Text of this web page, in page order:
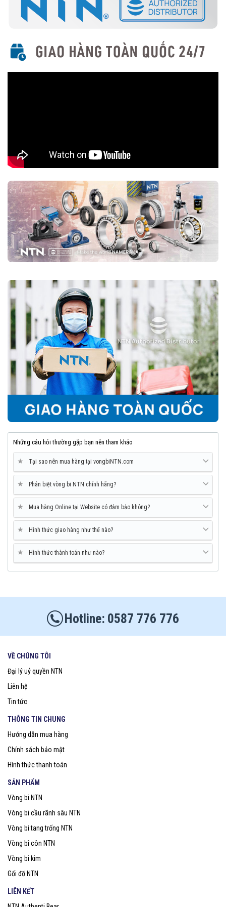
Dùng loại lồng phù hợp với điều kiện làm việc (thép, đồng,
polyamide).
Ứng dụng của vòng bi tang trống NTN
Máy móc ngành công nghiệp nặng (xi măng, khai khoáng,
chọn mua đúng vòng bi NTN chính hãng Bạn nên lựa chọn
quyền NTN
tại Việt Nam
. Liên hệ ngay với chúng tôi nếu Bạn cần tư vấn loại
vòng bi NTN phù hợp với ứng dụng của mình.
Những câu hỏi thường gặp bạn nên tham khảo
★ Tại sao nên mua hàng tại vongbiNTN.com
★ Phân biệt vòng bi NTN chính hãng?
★ Mua hàng Online tại Website có đảm bảo không?
★ Hình thức giao hàng như thế nào?
★ Hình thức thành toán như nào?
0587 776 776
VỀ CHÚNG TÔI
Đại lý uỷ quyền NTN
Liên hệ
Tin tức
THÔNG TIN CHUNG
Hướng dẫn mua hàng
Chính sách bảo mật
Hình thức thanh toán
SẢN PHẨM
Vòng bi NTN
Vòng bi cầu rãnh sâu NTN
Vòng bi tang trống NTN
Vòng bi côn NTN
Vòng bi kim
Gối đỡ NTN
LIÊN KẾT